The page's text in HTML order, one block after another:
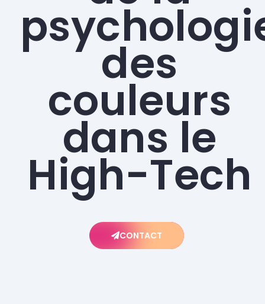
des
couleurs
dans le
High-Tech
CONTACT